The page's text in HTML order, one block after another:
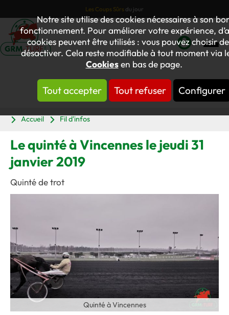
Notre site utilise des cookies nécessaires à son
fonctionnement. Pour améliorer votre expérience,
cookies peuvent être utilisés : vous pouvez choisir
désactiver. Cela reste modifiable à tout moment via
Cookiesen bas de page.
Tout accepter Tout refuser Configurer
Les Coups Sûrs du jour
Mon
compte
Accueil
Fil d'infos
Le quinté à Vincennes le jeudi 31
janvier 2019
Quinté de trot
Quinté à Vincennes